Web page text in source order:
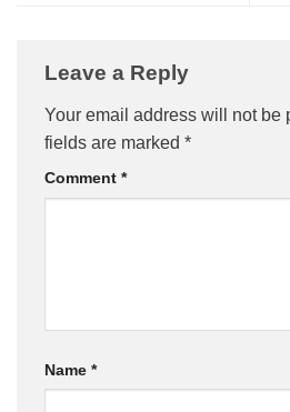
Leave a Reply
Your email address will not be
fields are marked *
Comment *
Name *